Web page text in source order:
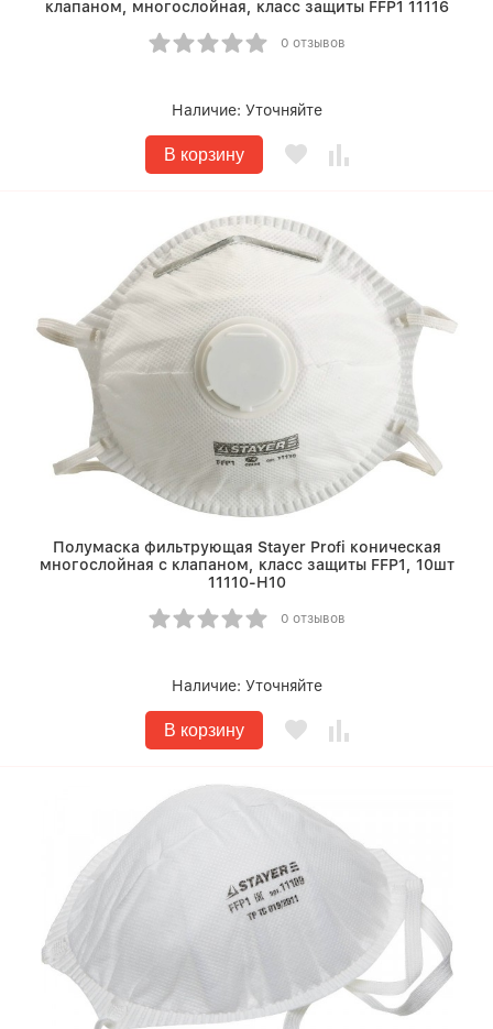
клапаном, многослойная, класс защиты FFP1 11116
0 отзывов
Наличие: Уточняйте
В корзину
Полумаска фильтрующая Stayer Profi коническая
многослойная с клапаном, класс защиты FFP1, 10шт
11110-H10
0 отзывов
Наличие: Уточняйте
В корзину